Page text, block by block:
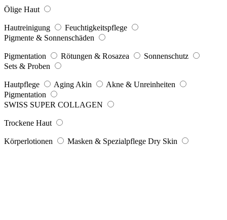
Ölige Haut
Hautreinigung
Feuchtigkeitspflege
Pigmente & Sonnenschäden
Pigmentation Rötungen & Rosazea
Sonnenschutz
Sets & Proben
Hautpflege Aging Akin
Akne & Unreinheiten
Pigmentation
SWISS SUPER COLLAGEN
Trockene Haut
Körperlotionen Masken & Spezialpflege Dry Skin